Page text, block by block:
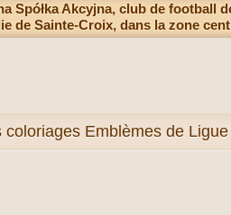
Spółka Akcyjna, club de football
de Sainte-Croix, dans la zone
coloriages Emblèmes de